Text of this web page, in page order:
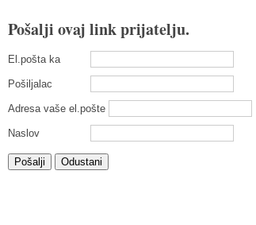
Pošalji ovaj link prijatelju.
El.pošta ka
Pošiljalac
Adresa vaše el.pošte
Naslov
Pošalji Odustani